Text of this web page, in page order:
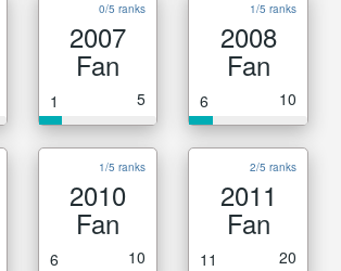
0/5 ranks
2007
Fan
1 5
1/5 ranks
2008
Fan
6 10
1/5 ranks
2010
Fan
6 10
2/5 ranks
2011
Fan
11 20